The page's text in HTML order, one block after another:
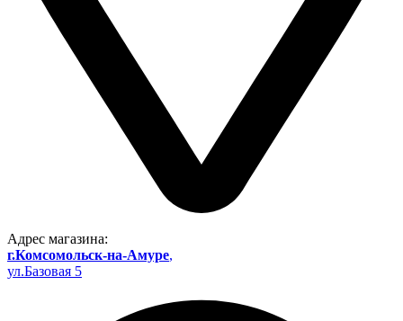
Адрес магазина:
г.Комсомольск-на-Амуре,
ул.Базовая 5